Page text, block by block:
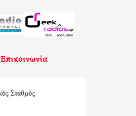
Επικοινωνία